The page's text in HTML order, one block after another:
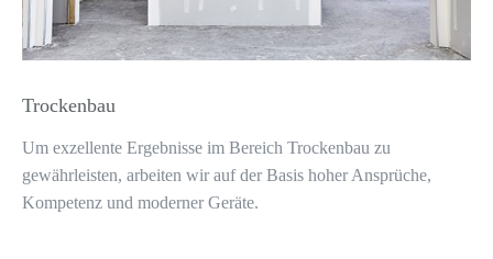
Trockenbau
Um exzellente Ergebnisse im Bereich Trockenbau zu
gewährleisten, arbeiten wir auf der Basis hoher Ansprüche,
Kompetenz und moderner Geräte.